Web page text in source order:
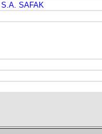
S.A. SAFAK